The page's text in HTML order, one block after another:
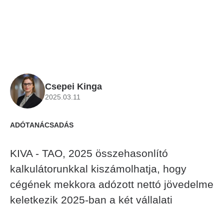
Csepei Kinga
2025.03.11
ADÓTANÁCSADÁS
KIVA - TAO, 2025 összehasonlító
kalkulátorunkkal kiszámolhatja, hogy
cégének mekkora adózott nettó jövedelme
keletkezik 2025-ban a két vállalati